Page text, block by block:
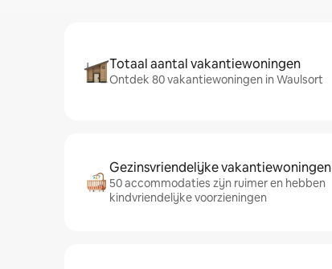
Totaal aantal vakantiewoningen
Ontdek 80 vakantiewoningen in Waulsort
Gezinsvriendelijke vakantiewoningen
50 accommodaties zijn ruimer en hebben
kindvriendelijke voorzieningen